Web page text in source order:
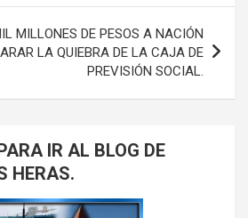
MILLONES DE PESOS A NACIÓN
LA QUIEBRA DE LA CAJA DE
PREVISIÓN SOCIAL.
IR AL BLOG DE
HERAS.